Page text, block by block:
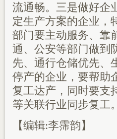
流通畅。三是做好企
定生产方案的企业，
部门要主动服务、靠
通、公安等部门做到
先、通行仓储优先、
停产的企业，要帮助
复工达产，同时要支
等关联行业同步复工。
【编辑:李霈韵】